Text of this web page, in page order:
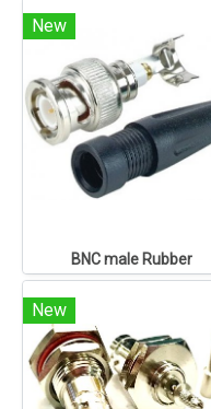
New
BNC male Rubber
New